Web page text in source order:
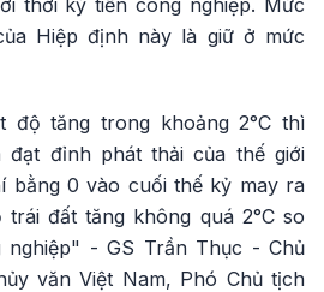
thời kỳ tiền công nghiệp. Mức
Hiệp định này là giữ ở mức
độ tăng trong khoảng 2°C thì
đạt đỉnh phát thải của thế giới
bằng 0 vào cuối thế kỷ may ra
đất tăng không quá 2°C so
- GS Trần Thục - Chủ
văn Việt Nam, Phó Chủ tịch